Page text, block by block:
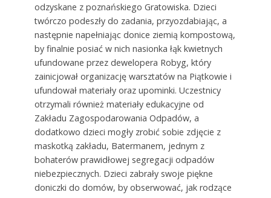
odzyskane z poznańskiego Gratowiska. Dzieci
twórczo podeszły do zadania, przyozdabiając, a
następnie napełniając donice ziemią kompostową,
by finalnie posiać w nich nasionka łąk kwietnych
ufundowane przez dewelopera Robyg, który
zainicjował organizację warsztatów na Piątkowie i
ufundował materiały oraz upominki. Uczestnicy
otrzymali również materiały edukacyjne od
Zakładu Zagospodarowania Odpadów, a
dodatkowo dzieci mogły zrobić sobie zdjęcie z
maskotką zakładu, Batermanem, jednym z
bohaterów prawidłowej segregacji odpadów
niebezpiecznych. Dzieci zabrały swoje piękne
doniczki do domów, by obserwować, jak rodzące